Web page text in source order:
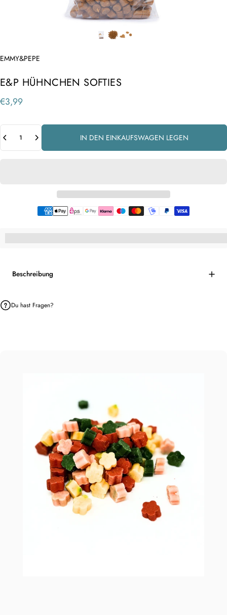
Anbieter:
EMMY&PEPE
E&P HÜHNCHEN SOFTIES
€3,99
Anzahl
IN DEN EINKAUFSWAGEN LEGEN
Beschreibung
Du hast Fragen?